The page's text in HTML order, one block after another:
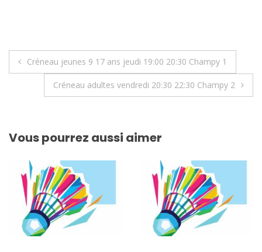
Navigation
Créneau jeunes 9 17 ans jeudi 19:00 20:30 Champy 1
Créneau adultes vendredi 20:30 22:30 Champy 2
Vous pourrez aussi aimer